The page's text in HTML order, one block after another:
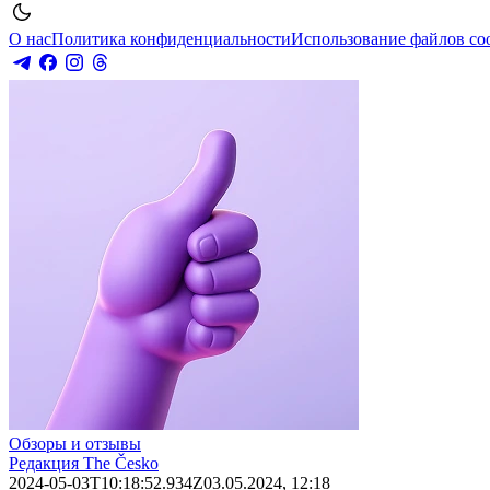
О насПолитика конфиденциальностиИспользование файлов
Обзоры и отзывы
Редакция The Česko
2024-05-03T10:18:52.934Z03.05.2024, 12:18